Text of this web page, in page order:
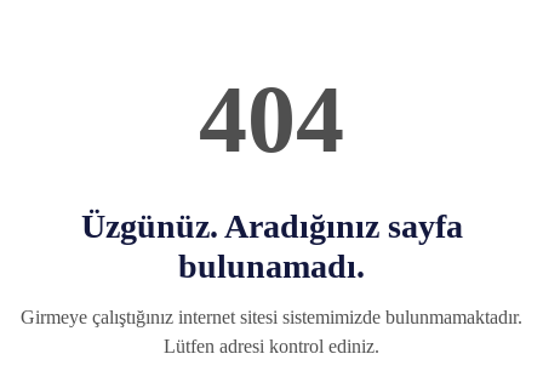
404
Üzgünüz. Aradığınız sayfa
bulunamadı.
Girmeye çalıştığınız internet sitesi sistemimizde bulunmamaktadır.
Lütfen adresi kontrol ediniz.